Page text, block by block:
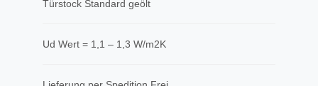
Türstock Standard geölt
Ud Wert = 1,1 – 1,3 W/m2K